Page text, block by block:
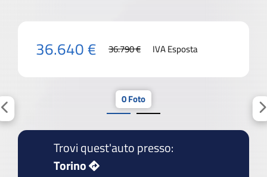
36.640 € 36.790 € IVA Esposta
0 Foto
Trovi quest'auto presso:
Torino